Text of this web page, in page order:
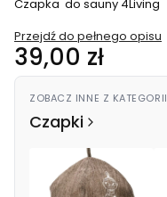
Czapka do sauny 4Living
Przejdź do pełnego opisu
Cena
39,00 zł
ZOBACZ INNE Z KATEGORII
Czapki